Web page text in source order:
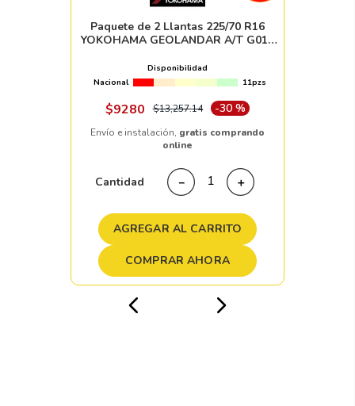
Paquete de 2 Llantas 225/70 R16
YOKOHAMA GEOLANDAR A/T G015
Disponibilidad
Nacional
11pzs
$9280 $13,257.14 -30 %
Envío e instalación, gratis comprando
online
Cantidad ＋
－
AGREGAR AL CARRITO
COMPRAR AHORA